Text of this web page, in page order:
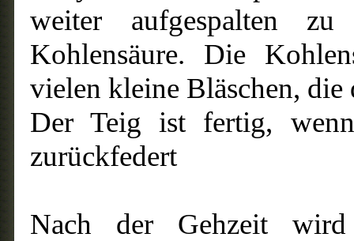
weiter aufgespalten
Kohlensäure. Die
vielen kleine Bläschen, die
Der Teig ist fertig,
zurückfedert
Nach der Gehzeit